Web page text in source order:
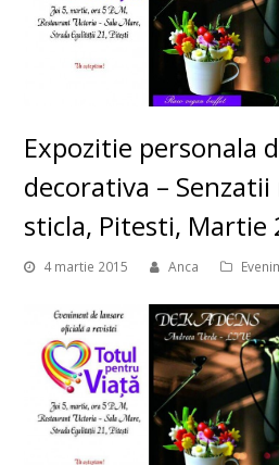
Expozitie personala
decorativa –
sticla, Pitesti, Martie
4 martie 2015 Anca